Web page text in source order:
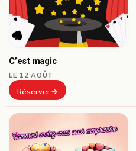
C’est magic
LE 12 AOÛT
Réserver